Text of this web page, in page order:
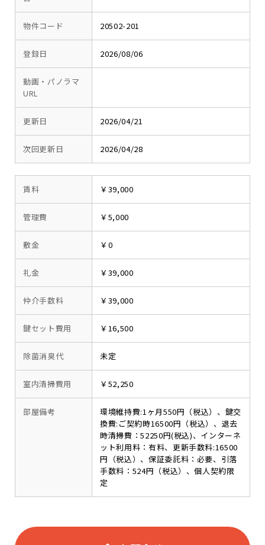
物件コード 20502-201
登録日 2026/08/06
動画・パノラマ
URL
更新日 2026/04/21
次回更新日 2026/04/28
賃料 ￥39,000
管理費 ￥5,000
敷金 ￥0
礼金 ￥39,000
仲介手数料 ￥39,000
鍵セット費用 ￥16,500
除菌消臭代 未定
室内清掃費用 ￥52,250
部屋備考
環境維持費:1ヶ月550円（税込）、鍵交
換費:ご契約時16500円（税込）、退去
時清掃費：52250円(税込)、インターネ
ット利用料：有料、更新手数料:16500
円（税込）、保証委託料：必要、引落
手数料：524円（税込）、個人契約限
定